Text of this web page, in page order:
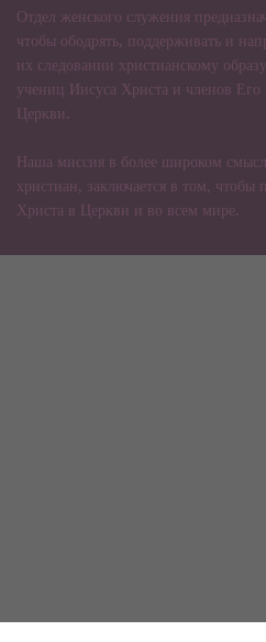
Отдел женского служения
чтобы ободрять, поддерживать и
их следовании христианскому
учениц Иисуса Христа и членов
Церкви.
Наша миссия в более широком
христиан, заключается в том, чтобы
Христа в Церкви и во всем мире.